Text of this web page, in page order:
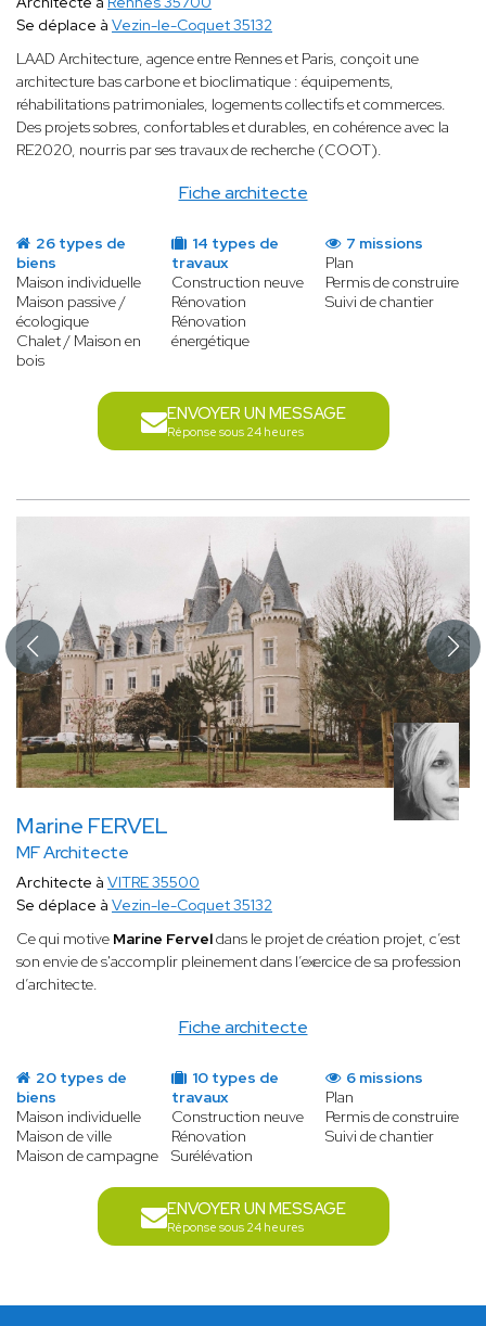
Fiche architecte
Se déplace à Vezin-le-Coquet 35132
LAAD Architecture, agence entre Rennes et Paris, conçoit une
architecture bas carbone et bioclimatique : équipements,
réhabilitations patrimoniales, logements collectifs et commerces.
Des projets sobres, confortables et durables, en cohérence avec la
RE2020, nourris par ses travaux de recherche (COOT).
26 types de
biens
Maison individuelle
Maison passive /
écologique
Chalet / Maison en
bois
14 types de
travaux
Construction neuve
Rénovation
Rénovation
énergétique
7 missions
Plan
Permis de construire
Suivi de chantier
ENVOYER UN MESSAGE
Réponse sous 24 heures
Marine FERVEL
MF Architecte
Fiche architecte
Architecte à VITRE 35500
Se déplace à Vezin-le-Coquet 35132
Ce qui motive Marine Ferveldans le projet de création projet, c’est
son envie de s'accomplir pleinement dans l’exercice de sa profession
d’architecte.
20 types de
biens
Maison individuelle
Maison de ville
Maison de campagne
10 types de
travaux
Construction neuve
Rénovation
Surélévation
6 missions
Plan
Permis de construire
Suivi de chantier
ENVOYER UN MESSAGE
Réponse sous 24 heures